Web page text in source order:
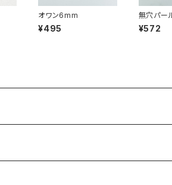
オワン6mm
¥495
無穴パー
イト
¥572